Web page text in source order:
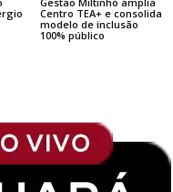
Centro TEA+ e consolida
modelo de inclusão
100% público